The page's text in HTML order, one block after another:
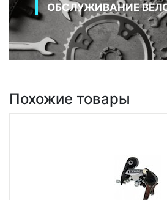
ОБСЛУЖИВАНИЕ
Похожие товары